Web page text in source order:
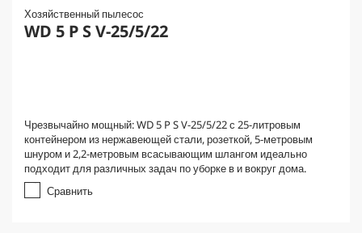
Хозяйственный пылесос
WD 5 P S V-25/5/22
Чрезвычайно мощный: WD 5 P S V-25/5/22 с 25-литровым
контейнером из нержавеющей стали, розеткой, 5-метровым
шнуром и 2,2-метровым всасывающим шлангом идеально
подходит для различных задач по уборке в и вокруг дома.
Сравнить